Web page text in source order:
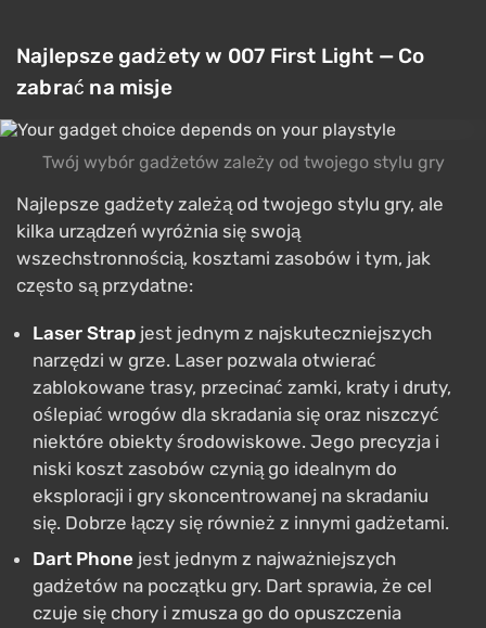
Najlepsze gadżety w 007 First Light — Co
zabrać na misje
Twój wybór gadżetów zależy od twojego stylu gry
Najlepsze gadżety zależą od twojego stylu gry, ale
kilka urządzeń wyróżnia się swoją
wszechstronnością, kosztami zasobów i tym, jak
często są przydatne:
Laser Strap jest jednym z najskuteczniejszych
narzędzi w grze. Laser pozwala otwierać
zablokowane trasy, przecinać zamki, kraty i druty,
oślepiać wrogów dla skradania się oraz niszczyć
niektóre obiekty środowiskowe. Jego precyzja i
niski koszt zasobów czynią go idealnym do
eksploracji i gry skoncentrowanej na skradaniu
się. Dobrze łączy się również z innymi gadżetami.
Dart Phone jest jednym z najważniejszych
gadżetów na początku gry. Dart sprawia, że cel
czuje się chory i zmusza go do opuszczenia